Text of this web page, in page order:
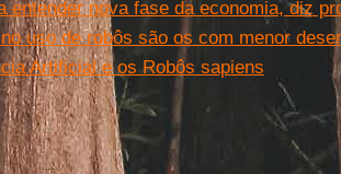
entender nova fase da economia, diz
uso de robôs são os com menor
Artificial e os Robôs sapiens